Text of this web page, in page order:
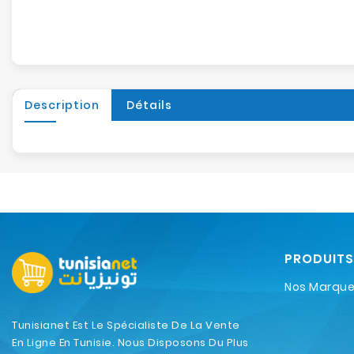
Description Détails
Tunisianet Est Le Spécialiste De La Vente
En Ligne En Tunisie. Nous Disposons Du Plus
PRODUITS
Nos